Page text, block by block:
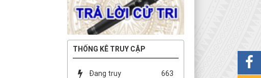
THỐNG KÊ TRUY CẬP
Đang truy
663